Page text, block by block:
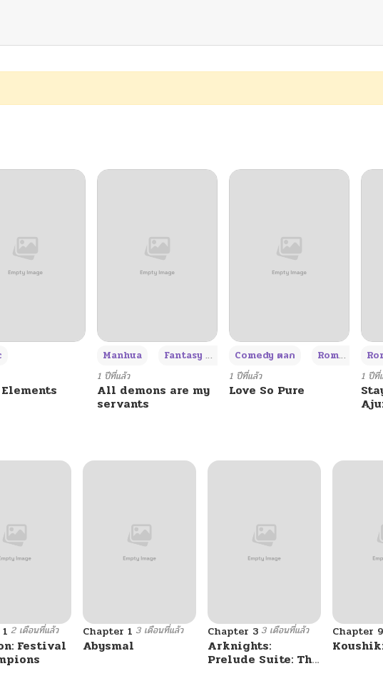
10/06/2024
10/06/2024
10/06/2024
Manhua Fantasy แฟนตาซี +3
1 ปีที่แล้ว
All demons are my
servants
Comedy ตลก Romance โรแมนซ์
1 ปีที่แล้ว
Love So Pure
1 ปีที่
2 เดือนที่แล้ว
Festival
Chapter 1 3 เดือนที่แล้ว
Abysmal
Chapter 3 3 เดือนที่แล้ว
Arknights:
Prelude Suite: The
Chapter 9